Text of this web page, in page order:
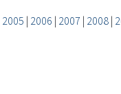
2005 | 2006 | 2007 | 2008|